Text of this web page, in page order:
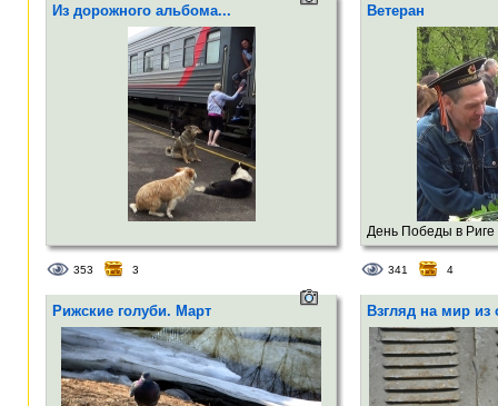
Из дорожного альбома...
353 3
Ветеран
День Победы в Риге
341 4
Рижские голуби. Март Взгляд на мир из